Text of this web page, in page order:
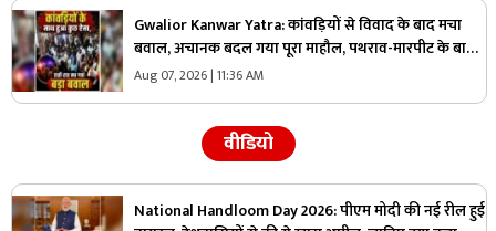
Gwalior Kanwar Yatra: कांवड़ियों से विवाद के बाद मचा
बवाल, अचानक बदल गया पूरा माहौल, पथराव-मारपीट के बाद
पूरे इलाके में माहौल तनावपूर्ण
Aug 07, 2026 | 11:36 AM
वीडियो
National Handloom Day 2026: पीएम मोदी की नई रील हुई